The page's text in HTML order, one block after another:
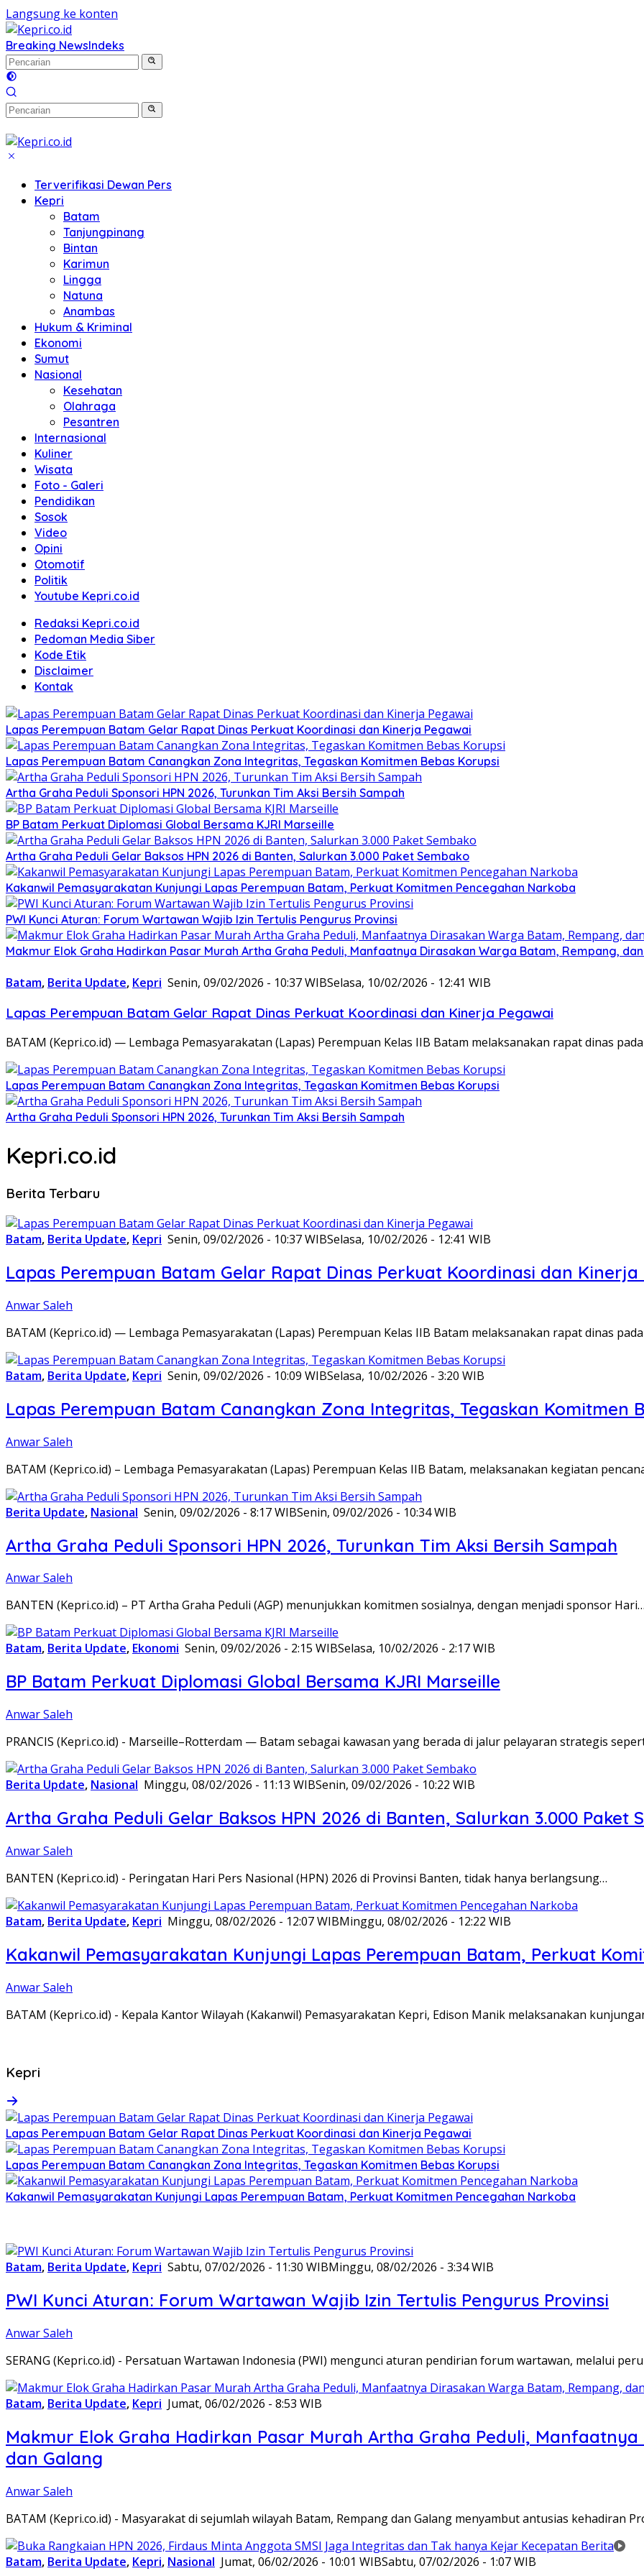
Langsung ke konten
Breaking NewsIndeks
Terverifikasi Dewan Pers
Kepri
Batam
Tanjungpinang
Bintan
Karimun
Lingga
Natuna
Anambas
Hukum & Kriminal
Ekonomi
Sumut
Nasional
Kesehatan
Olahraga
Pesantren
Internasional
Kuliner
Wisata
Foto - Galeri
Pendidikan
Sosok
Video
Opini
Otomotif
Politik
Youtube Kepri.co.id
Redaksi Kepri.co.id
Pedoman Media Siber
Kode Etik
Disclaimer
Kontak
Lapas Perempuan Batam Gelar Rapat Dinas Perkuat Koordinasi dan Kinerja Pegawai
Lapas Perempuan Batam Canangkan Zona Integritas, Tegaskan Komitmen Bebas Korupsi
Artha Graha Peduli Sponsori HPN 2026, Turunkan Tim Aksi Bersih Sampah
BP Batam Perkuat Diplomasi Global Bersama KJRI Marseille
Artha Graha Peduli Gelar Baksos HPN 2026 di Banten, Salurkan 3.000 Paket Sembako
Kakanwil Pemasyarakatan Kunjungi Lapas Perempuan Batam, Perkuat Komitmen Pencegahan Narkoba
PWI Kunci Aturan: Forum Wartawan Wajib Izin Tertulis Pengurus Provinsi
Makmur Elok Graha Hadirkan Pasar Murah Artha Graha Peduli, Manfaatnya Dirasakan Warga Batam, Rempang,
Batam, Berita Update, Kepri Senin, 09/02/2026 - 10:37 WIBSelasa, 10/02/2026 - 12:41 WIB
Lapas Perempuan Batam Gelar Rapat Dinas Perkuat Koordinasi dan Kinerja Pegawai
BATAM (Kepri.co.id) — Lembaga Pemasyarakatan (Lapas) Perempuan Kelas IIB Batam melaksanakan rapat dinas
Lapas Perempuan Batam Canangkan Zona Integritas, Tegaskan Komitmen Bebas Korupsi
Artha Graha Peduli Sponsori HPN 2026, Turunkan Tim Aksi Bersih Sampah
Kepri.co.id
Berita Terbaru
Batam, Berita Update, Kepri Senin, 09/02/2026 - 10:37 WIBSelasa, 10/02/2026 - 12:41 WIB
Lapas Perempuan Batam Gelar Rapat Dinas Perkuat Koordinasi dan Kinerja
Anwar Saleh
BATAM (Kepri.co.id) — Lembaga Pemasyarakatan (Lapas) Perempuan Kelas IIB Batam melaksanakan rapat dinas
Batam, Berita Update, Kepri Senin, 09/02/2026 - 10:09 WIBSelasa, 10/02/2026 - 3:20 WIB
Lapas Perempuan Batam Canangkan Zona Integritas, Tegaskan Komitmen
Anwar Saleh
BATAM (Kepri.co.id) – Lembaga Pemasyarakatan (Lapas) Perempuan Kelas IIB Batam, melaksanakan kegiatan
Berita Update, Nasional Senin, 09/02/2026 - 8:17 WIBSenin, 09/02/2026 - 10:34 WIB
Artha Graha Peduli Sponsori HPN 2026, Turunkan Tim Aksi Bersih Sampah
Anwar Saleh
BANTEN (Kepri.co.id) – PT Artha Graha Peduli (AGP) menunjukkan komitmen sosialnya, dengan menjadi sponsor Hari…
Batam, Berita Update, Ekonomi Senin, 09/02/2026 - 2:15 WIBSelasa, 10/02/2026 - 2:17 WIB
BP Batam Perkuat Diplomasi Global Bersama KJRI Marseille
Anwar Saleh
PRANCIS (Kepri.co.id) - Marseille–Rotterdam — Batam sebagai kawasan yang berada di jalur pelayaran strategis
Berita Update, Nasional Minggu, 08/02/2026 - 11:13 WIBSenin, 09/02/2026 - 10:22 WIB
Artha Graha Peduli Gelar Baksos HPN 2026 di Banten, Salurkan 3.000 Paket
Anwar Saleh
BANTEN (Kepri.co.id) - Peringatan Hari Pers Nasional (HPN) 2026 di Provinsi Banten, tidak hanya berlangsung…
Batam, Berita Update, Kepri Minggu, 08/02/2026 - 12:07 WIBMinggu, 08/02/2026 - 12:22 WIB
Kakanwil Pemasyarakatan Kunjungi Lapas Perempuan Batam, Perkuat
Anwar Saleh
BATAM (Kepri.co.id) - Kepala Kantor Wilayah (Kakanwil) Pemasyarakatan Kepri, Edison Manik melaksanakan
Kepri
Lapas Perempuan Batam Gelar Rapat Dinas Perkuat Koordinasi dan Kinerja Pegawai
Lapas Perempuan Batam Canangkan Zona Integritas, Tegaskan Komitmen Bebas Korupsi
Kakanwil Pemasyarakatan Kunjungi Lapas Perempuan Batam, Perkuat Komitmen Pencegahan Narkoba
Batam, Berita Update, Kepri Sabtu, 07/02/2026 - 11:30 WIBMinggu, 08/02/2026 - 3:34 WIB
PWI Kunci Aturan: Forum Wartawan Wajib Izin Tertulis Pengurus Provinsi
Anwar Saleh
SERANG (Kepri.co.id) - Persatuan Wartawan Indonesia (PWI) mengunci aturan pendirian forum wartawan, melalui
Batam, Berita Update, Kepri Jumat, 06/02/2026 - 8:53 WIB
Makmur Elok Graha Hadirkan Pasar Murah Artha Graha Peduli,
dan Galang
Anwar Saleh
BATAM (Kepri.co.id) - Masyarakat di sejumlah wilayah Batam, Rempang dan Galang menyambut antusias kehadiran
Batam, Berita Update, Kepri, Nasional Jumat, 06/02/2026 - 10:01 WIBSabtu, 07/02/2026 - 1:07 WIB